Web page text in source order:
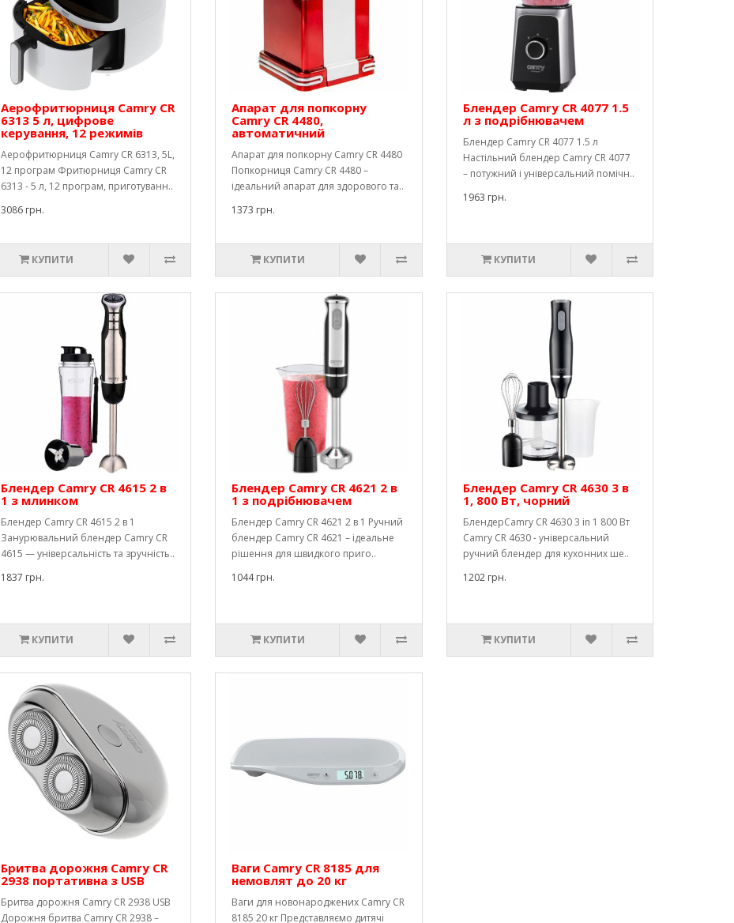
Аерофритюрниця Camry CR
6313 5 л, цифрове
керування, 12 режимів
Аерофритюрниця Camry CR 6313, 5L,
12 програм Фритюрниця Camry CR
6313 - 5 л, 12 програм, приготуванн..
3086 грн.
КУПИТИ
Апарат для попкорну
Camry CR 4480,
автоматичний
Апарат для попкорну Camry CR 4480
Попкорниця Camry CR 4480 –
ідеальний апарат для здорового та..
1373 грн.
КУПИТИ
Блендер Camry CR 4077 1.5
л з подрібнювачем
Блендер Camry CR 4077 1.5 л
Настільний блендер Camry CR 4077
– потужний і універсальний помічн..
1963 грн.
КУПИТИ
Блендер Camry CR 4615 2 в
1 з млинком
Блендер Camry CR 4615 2 в 1
Занурювальний блендер Camry CR
4615 — універсальність та зручність..
1837 грн.
КУПИТИ
Блендер Camry CR 4621 2 в
1 з подрібнювачем
Блендер Camry CR 4621 2 в 1 Ручний
блендер Camry CR 4621 – ідеальне
рішення для швидкого приго..
1044 грн.
КУПИТИ
Блендер Camry CR 4630 3 в
1, 800 Вт, чорний
БлендерCamry CR 4630 3 in 1 800 Вт
Camry CR 4630 - універсальний
ручний блендер для кухонних ше..
1202 грн.
КУПИТИ
Бритва дорожня Camry CR
2938 портативна з USB
Бритва дорожня Camry CR 2938 USB
Дорожня бритва Camry CR 2938 –
Ваги Camry CR 8185 для
немовлят до 20 кг
Ваги для новонароджених Camry CR
8185 20 кг Представляємо дитячі